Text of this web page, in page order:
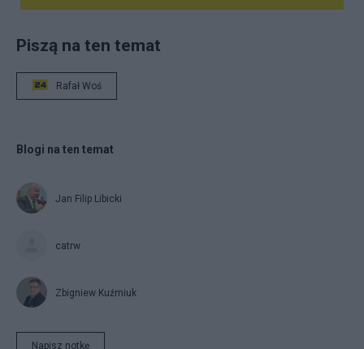
Piszą na ten temat
Rafał Woś
Blogi na ten temat
Jan Filip Libicki
catrw
Zbigniew Kuźmiuk
Napisz notkę